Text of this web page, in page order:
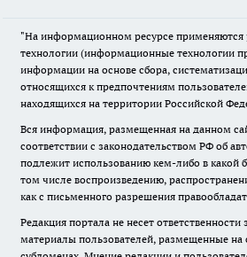
"На информационном ресурсе применяются
технологии (информационные технологии
информации на основе сбора,
относящихся к предпочтениям
находящихся на территории Российской
Вся информация, размещенная на данном
соответствии с законодательством РФ об
подлежит использованию кем-либо в какой
том числе воспроизведению,
как с письменного разрешения
Редакция портала не несет
материалы пользователей, размещенные на